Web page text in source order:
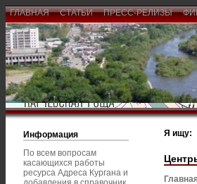
ГЛАВНАЯ СТАТЬИ ПРЕСС-РЕЛИЗЫ
Информация
По всем вопросам
касающихся работы
ресурса Адреса Кургана и
Я ищу: